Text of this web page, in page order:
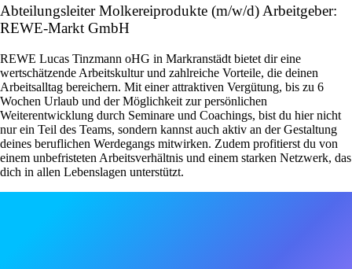
Abteilungsleiter Molkereiprodukte (m/w/d) Arbeitgeber:
REWE-Markt GmbH
REWE Lucas Tinzmann oHG in Markranstädt bietet dir eine
wertschätzende Arbeitskultur und zahlreiche Vorteile, die deinen
Arbeitsalltag bereichern. Mit einer attraktiven Vergütung, bis zu 6
Wochen Urlaub und der Möglichkeit zur persönlichen
Weiterentwicklung durch Seminare und Coachings, bist du hier nicht
nur ein Teil des Teams, sondern kannst auch aktiv an der Gestaltung
deines beruflichen Werdegangs mitwirken. Zudem profitierst du von
einem unbefristeten Arbeitsverhältnis und einem starken Netzwerk, das
dich in allen Lebenslagen unterstützt.